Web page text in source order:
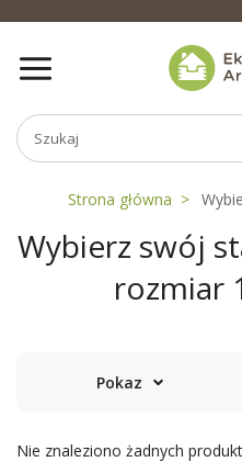
Strona główna
Wybierz swój
rozmiar
Pokaz
Nie znaleziono żadnych